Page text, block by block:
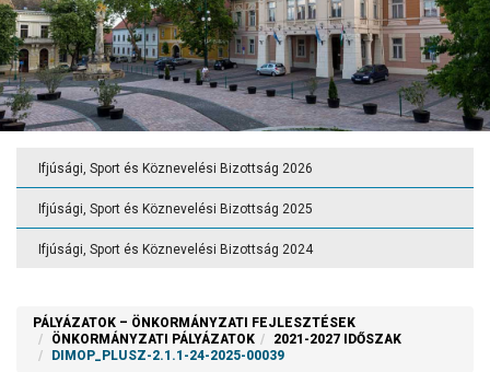
Ifjúsági, Sport és Köznevelési Bizottság 2026
Ifjúsági, Sport és Köznevelési Bizottság 2025
Ifjúsági, Sport és Köznevelési Bizottság 2024
PÁLYÁZATOK – ÖNKORMÁNYZATI FEJLESZTÉSEK
ÖNKORMÁNYZATI PÁLYÁZATOK
2021-2027 IDŐSZAK
DIMOP_PLUSZ-2.1.1-24-2025-00039